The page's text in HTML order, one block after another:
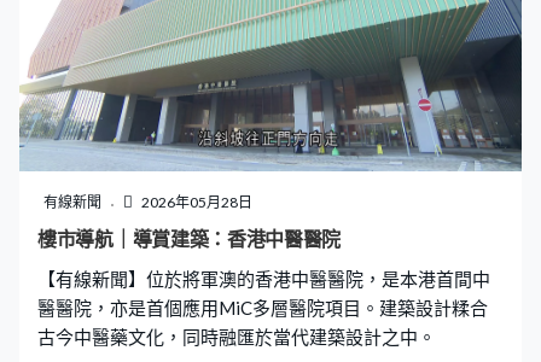
有線新聞 2026年05月28日
樓市導航｜導賞建築：香港中醫醫院
【有線新聞】位於將軍澳的香港中醫醫院，是本港首間中
醫醫院，亦是首個應用MiC多層醫院項目。建築設計糅合
古今中醫藥文化，同時融匯於當代建築設計之中。